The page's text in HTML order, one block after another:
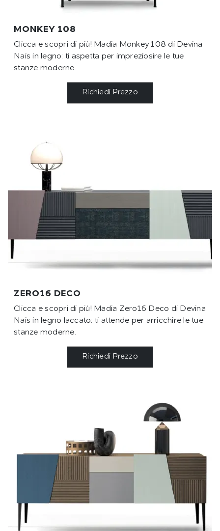
MONKEY 108
Clicca e scopri di più! Madia Monkey 108 di Devina
Nais in legno: ti aspetta per impreziosire le tue
stanze moderne.
Richiedi Prezzo
ZERO16 DECO
Clicca e scopri di più! Madia Zero16 Deco di Devina
Nais in legno laccato: ti attende per arricchire le tue
stanze moderne.
Richiedi Prezzo